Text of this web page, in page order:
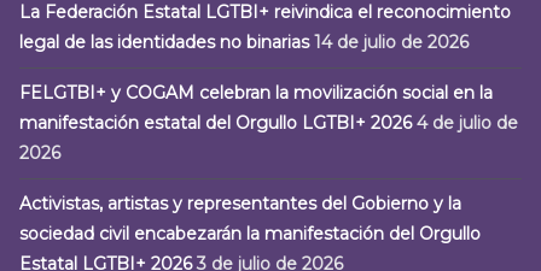
La Federación Estatal LGTBI+ reivindica el reconocimiento
legal de las identidades no binarias 14 de julio de 2026
FELGTBI+ y COGAM celebran la movilización social en la
manifestación estatal del Orgullo LGTBI+ 2026 4 de julio de
2026
Activistas, artistas y representantes del Gobierno y la
sociedad civil encabezarán la manifestación del Orgullo
Estatal LGTBI+ 2026 3 de julio de 2026